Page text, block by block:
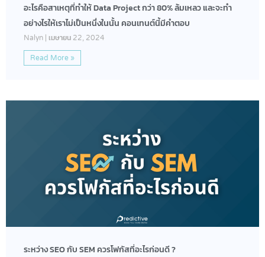
อะไรคือสาเหตุที่ทำให้ Data Project กว่า 80% ล้มเหลว และจะทำ
อย่างไรให้เราไม่เป็นหนึ่งในนั้น คอนเทนต์นี้มีคำตอบ
Nalyn เมษายน 22, 2024
Read More »
ระหว่าง SEO กับ SEM ควรโฟกัสที่อะไรก่อนดี ?